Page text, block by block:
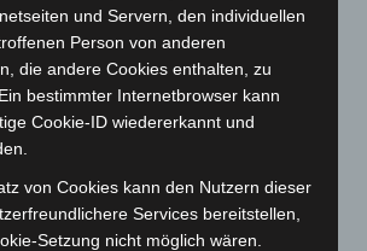
und Servern, den individuellen
Person von anderen
die andere Cookies enthalten, zu
bestimmter Internetbrowser kann
Cookie-ID wiedererkannt und
von Cookies kann den Nutzern dieser
Services bereitstellen,
Setzung nicht möglich wären.